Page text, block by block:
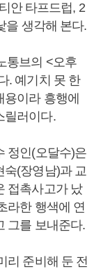
안 타프드럽, 2
을 생각해 본다.
통브의 <오후
. 예기치 못 한
이라 흥행에
릴러이다.
정인(오달수)은
숙(장영남)과 교
접촉사고가 났
라한 행색에 연
그를 보내준다.
리 준비해 둔 전